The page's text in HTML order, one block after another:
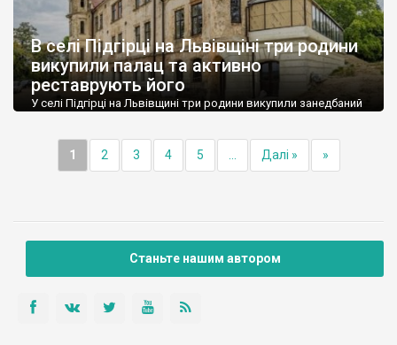
В селі Підгірці на Львівщіні три родини
викупили палац та активно
реставрують його
У селі Підгірці на Львівщині три родини викупили занедбаний
відновлюють його власноруч. Вони не лише ремонтують
палац та наповнюють його антікварними речами, а й дбають
про рідкісні дерева, розчищають територію та запрошують у
1 2 3 4 5 Далі » »
Станьте нашим автором